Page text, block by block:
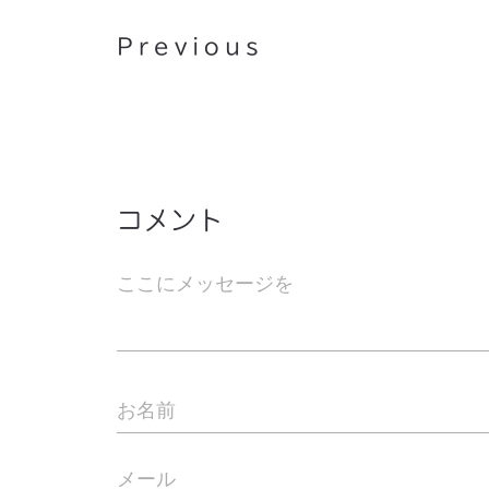
Previous
コメント